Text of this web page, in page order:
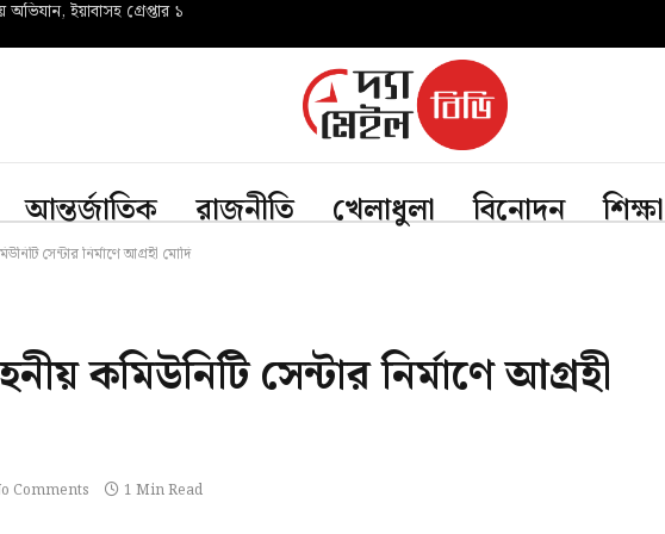
ইয়াবাসহ গ্রেপ্তার ১
আন্তর্জাতিক রাজনীতি খেলাধুলা বিনোদন শিক্ষা
সেন্টার নির্মাণে আগ্রহী মোদি
কমিউনিটি সেন্টার নির্মাণে আগ্রহী
Comments 1 Min Read